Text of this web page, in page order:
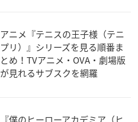
アニメ『テニスの王子様（テニ
プリ）』シリーズを見る順番ま
とめ！TVアニメ・OVA・劇場版
が見れるサブスクを網羅
『僕のヒーローアカデミア（ヒ